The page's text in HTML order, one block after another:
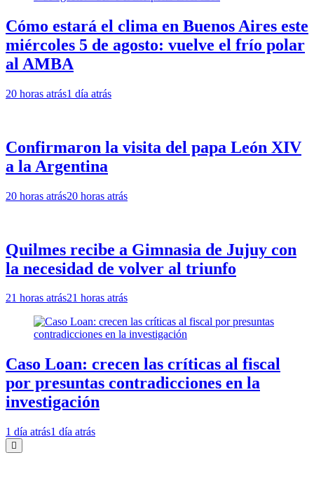
Cómo estará el clima en Buenos Aires este
miércoles 5 de agosto: vuelve el frío polar
al AMBA
20 horas atrás1 día atrás
Confirmaron la visita del papa León XIV
a la Argentina
20 horas atrás20 horas atrás
Quilmes recibe a Gimnasia de Jujuy con
la necesidad de volver al triunfo
21 horas atrás21 horas atrás
Caso Loan: crecen las críticas al fiscal
por presuntas contradicciones en la
investigación
1 día atrás1 día atrás